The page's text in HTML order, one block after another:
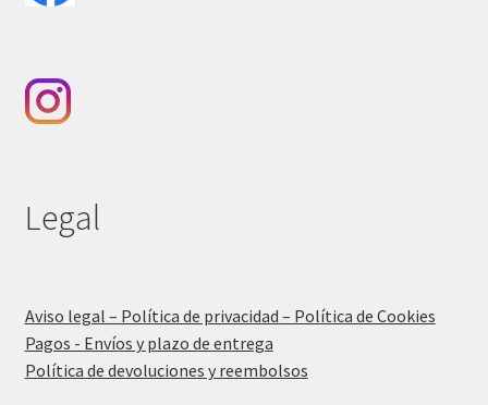
Legal
Aviso legal – Política de privacidad – Política de Cookies
Pagos - Envíos y plazo de entrega
Política de devoluciones y reembolsos